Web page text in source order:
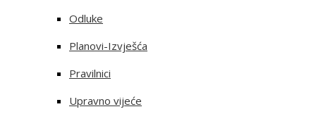
Odluke
Planovi-Izvješća
Pravilnici
Upravno vijeće